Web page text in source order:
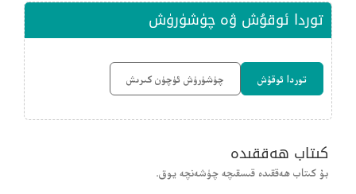
توردا ئوقۇش ۋە چۈشۈرۈش
توردا ئوقۇش چۈشۈرۈش ئۈچۈن كىرىش
كىتاب ھەققىدە
بۇ كىتاب ھەققىدە قىسقىچە چۈشەنچە يوق.